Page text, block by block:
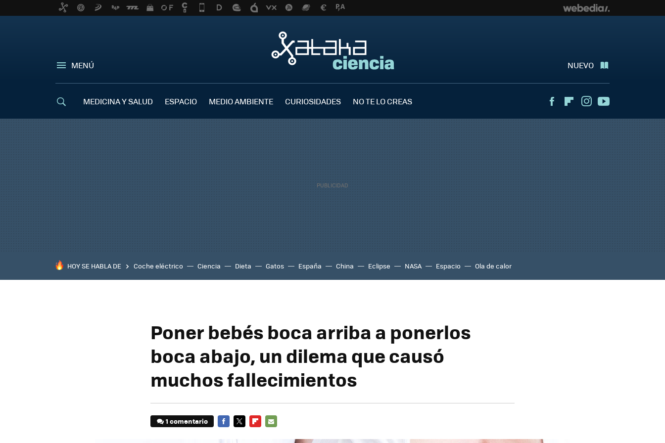
MENÚ NUEVO
MEDICINA Y SALUD ESPACIO MEDIO AMBIENTE CURIOSIDADES NO TE LO CREAS FacebookFlipboardInstagram
HOY SE HABLA DE Coche eléctrico Ciencia Dieta Gatos España China Eclipse NASA Espacio Ola de calor
Poner bebés boca arriba a ponerlos
boca abajo, un dilema que causó
muchos fallecimientos
1 comentario